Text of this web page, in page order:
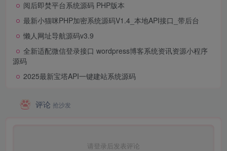
阅后即焚平台系统源码 PHP版本
最新小猫咪PHP加密系统源码V1.4_本地API接口_带后台
懒人网址导航源码v3.9
全新适配微信登录接口 wordpress博客系统资讯资源小程序
源码
2025最新宝塔API一键建站系统源码
评论 抢沙发
请登录后发表评论